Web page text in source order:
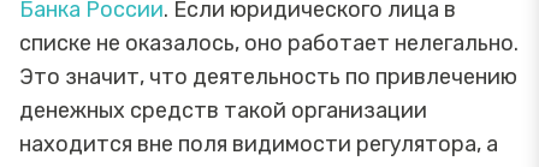
Банка России. Если юридического лица в
списке не оказалось, оно работает нелегально.
Это значит, что деятельность по привлечению
денежных средств такой организации
находится вне поля видимости регулятора, а